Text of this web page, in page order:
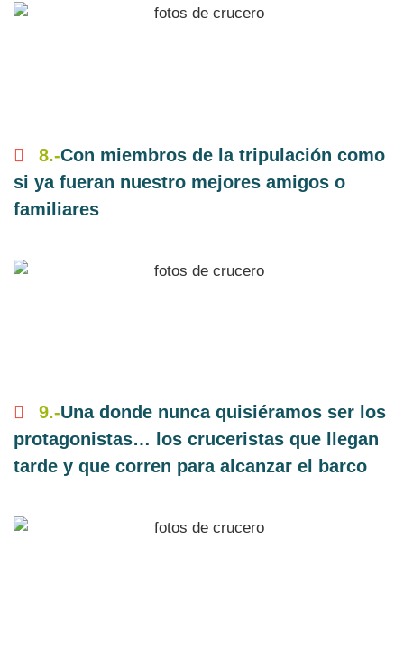
8.-Con miembros de la tripulación como
si ya fueran nuestro mejores amigos o
familiares
9.-Una donde nunca quisiéramos ser los
protagonistas… los cruceristas que llegan
tarde y que corren para alcanzar el barco